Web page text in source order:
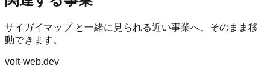
サイガイマップと一緒に見られる近い事業へ、そのまま移
動できます。
volt-web.dev